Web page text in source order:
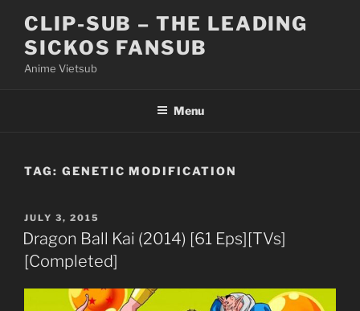
content
CLIP-SUB – THE LEADING
SICKOS FANSUB
Anime Vietsub
Menu
TAG: GENETIC MODIFICATION
POSTED
ON
JULY 3, 2015
Dragon Ball Kai (2014) [61 Eps][TVs]
[Completed]